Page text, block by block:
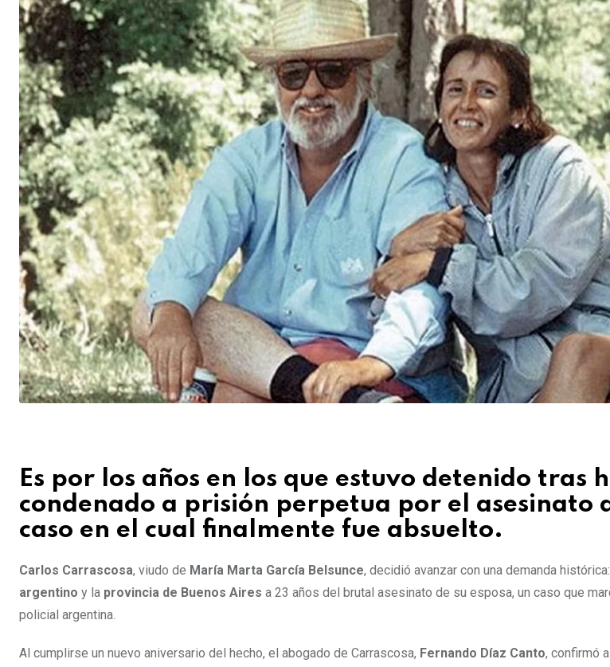
Es por los años en los que estuvo detenido tras
condenado a prisión perpetua por el asesinato
caso en el cual finalmente fue absuelto.
Carlos Carrascosa, viudo de María Marta García Belsunce, decidió avanzar con una demanda
argentino y la provincia de Buenos Aires a 23 años del brutal asesinato de su esposa, un caso que
policial argentina.
Al cumplirse un nuevo aniversario del hecho, el abogado de Carrascosa, Fernando Díaz Canto, confirmó